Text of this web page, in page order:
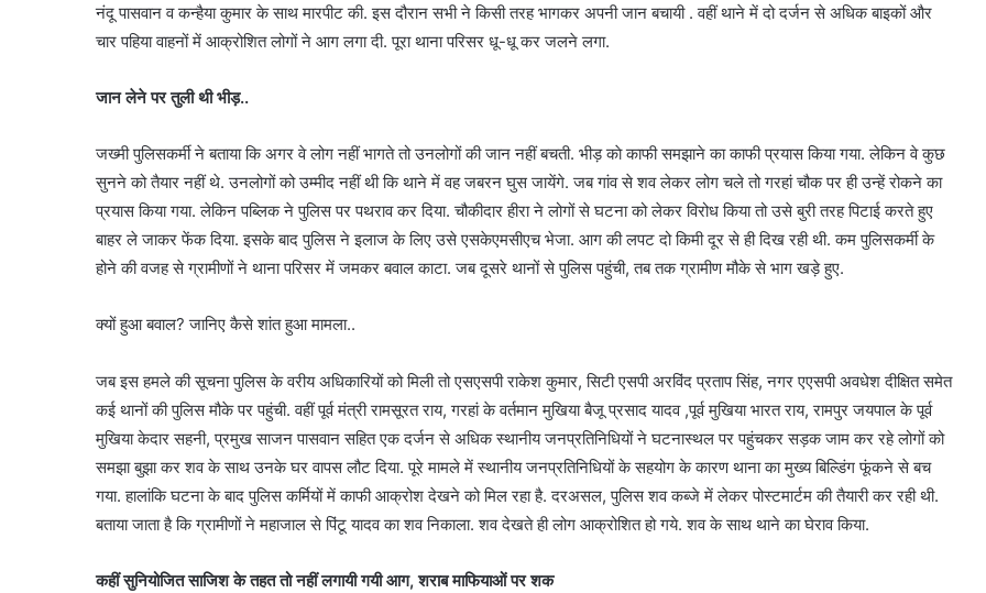
नंदू पासवान व कन्हैया कुमार के साथ मारपीट की. इस दौरान सभी ने किसी तरह भागकर अपनी जान बचायी . वहीं थाने में दो दर्जन से अधिक बाइकों और
चार पहिया वाहनों में आक्रोशित लोगों ने आग लगा दी. पूरा थाना परिसर धू-धू कर जलने लगा.
जान लेने पर तुली थी भीड़..
जख्मी पुलिसकर्मी ने बताया कि अगर वे लोग नहीं भागते तो उनलोगों की जान नहीं बचती. भीड़ काे काफी समझाने का काफी प्रयास किया गया. लेकिन वे कुछ
सुनने को तैयार नहीं थे. उनलोगों को उम्मीद नहीं थी कि थाने में वह जबरन घुस जायेंगे. जब गांव से शव लेकर लोग चले तो गरहां चौक पर ही उन्हें रोकने का
प्रयास किया गया. लेकिन पब्लिक ने पुलिस पर पथराव कर दिया. चौकीदार हीरा ने लोगों से घटना को लेकर विरोध किया तो उसे बुरी तरह पिटाई करते हुए
बाहर ले जाकर फेंक दिया. इसके बाद पुलिस ने इलाज के लिए उसे एसकेएमसीएच भेजा. आग की लपट दो किमी दूर से ही दिख रही थी. कम पुलिसकर्मी के
होने की वजह से ग्रामीणों ने थाना परिसर में जमकर बवाल काटा. जब दूसरे थानों से पुलिस पहुंची, तब तक ग्रामीण मौके से भाग खड़े हुए.
क्यों हुआ बवाल? जानिए कैसे शांत हुआ मामला..
जब इस हमले की सूचना पुलिस के वरीय अधिकारियों को मिली तो एसएसपी राकेश कुमार, सिटी एसपी अरविंद प्रताप सिंह, नगर एएसपी अवधेश दीक्षित समेत
कई थानों की पुलिस मौके पर पहुंची. वहीं पूर्व मंत्री रामसूरत राय, गरहां के वर्तमान मुखिया बैजू प्रसाद यादव ,पूर्व मुखिया भारत राय, रामपुर जयपाल के पूर्व
मुखिया केदार सहनी, प्रमुख साजन पासवान सहित एक दर्जन से अधिक स्थानीय जनप्रतिनिधियों ने घटनास्थल पर पहुंचकर सड़क जाम कर रहे लोगों को
समझा बुझा कर शव के साथ उनके घर वापस लौट दिया. पूरे मामले में स्थानीय जनप्रतिनिधियों के सहयोग के कारण थाना का मुख्य बिल्डिंग फूंकने से बच
गया. हालांकि घटना के बाद पुलिस कर्मियों में काफी आक्रोश देखने को मिल रहा है. दरअसल, पुलिस शव कब्जे में लेकर पोस्टमार्टम की तैयारी कर रही थी.
बताया जाता है कि ग्रामीणों ने महाजाल से पिंटू यादव का शव निकाला. शव देखते ही लोग आक्रोशित हो गये. शव के साथ थाने का घेराव किया.
कहीं सुनियोजित साजिश के तहत तो नहीं लगायी गयी आग, शराब माफियाओं पर शक